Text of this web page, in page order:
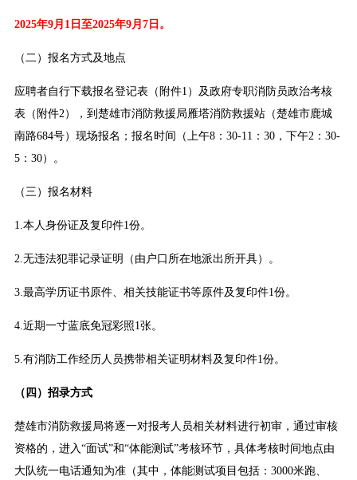
2025年9月1日至2025年9月7日。
（二）报名方式及地点
应聘者自行下载报名登记表（附件1）及政府专职消防员政治考核
表（附件2），到楚雄市消防救援局雁塔消防救援站（楚雄市鹿城
南路684号）现场报名；报名时间（上午8：30-11：30，下午2：30-
5：30）。
（三）报名材料
1.本人身份证及复印件1份。
2.无违法犯罪记录证明（由户口所在地派出所开具）。
3.最高学历证书原件、相关技能证书等原件及复印件1份。
4.近期一寸蓝底免冠彩照1张。
5.有消防工作经历人员携带相关证明材料及复印件1份。
（四）招录方式
楚雄市消防救援局将逐一对报考人员相关材料进行初审，通过审核
资格的，进入“面试”和“体能测试”考核环节，具体考核时间地点由
大队统一电话通知为准（其中，体能测试项目包括：3000米跑、